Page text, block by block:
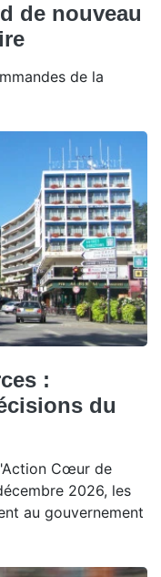
de nouveau
de la
:
du
Cœur de
2026, les
au gouvernement